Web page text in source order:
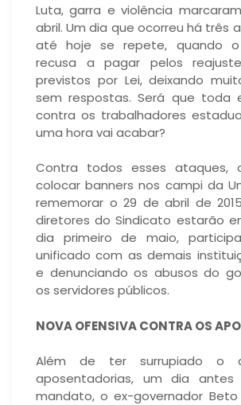
Luta, garra e violência
abril. Um dia que ocorreu há três
até hoje se repete, quando
recusa a pagar pelos
previstos por Lei, deixando
sem respostas. Será que toda
contra os trabalhadores
uma hora vai acabar?
Contra todos esses ataques,
colocar banners nos campi da
rememorar o 29 de abril de
diretores do Sindicato estarão
dia primeiro de maio,
unificado com as demais
e denunciando os abusos do
os servidores públicos.
NOVA OFENSIVA CONTRA OS
Além de ter surrupiado o
aposentadorias, um dia
mandato, o ex-governador Beto